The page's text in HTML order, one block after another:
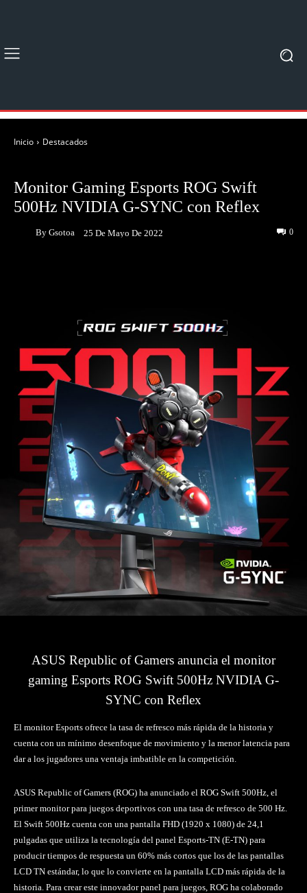
Inicio Destacados
Monitor Gaming Esports ROG Swift
500Hz NVIDIA G-SYNC con Reflex
By Gsotoa 25 De Mayo De 2022 0
ASUS Republic of Gamers anuncia el monitor
gaming Esports ROG Swift 500Hz NVIDIA G-
SYNC con Reflex
El monitor Esports ofrece la tasa de refresco más rápida de la historia y
cuenta con un mínimo desenfoque de movimiento y la menor latencia para
dar a los jugadores una ventaja imbatible en la competición.
ASUS Republic of Gamers (ROG) ha anunciado el ROG Swift 500Hz, el
primer monitor para juegos deportivos con una tasa de refresco de 500 Hz.
El Swift 500Hz cuenta con una pantalla FHD (1920 x 1080) de 24,1
pulgadas que utiliza la tecnología del panel Esports-TN (E-TN) para
producir tiempos de respuesta un 60% más cortos que los de las pantallas
LCD TN estándar, lo que lo convierte en la pantalla LCD más rápida de la
historia. Para crear este innovador panel para juegos, ROG ha colaborado